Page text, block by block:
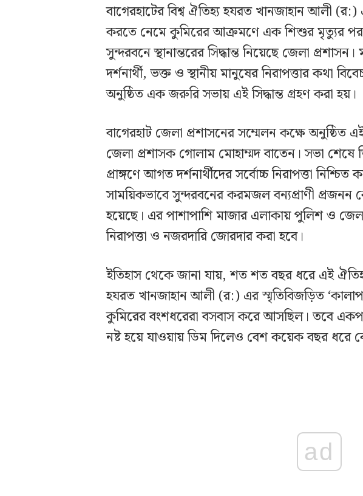
বাগেরহাটের বিশ্ব ঐতিহ্য হযরত খানজাহান আলী
করতে নেমে কুমিরের আক্রমণে এক শিশুর মৃত্যুর পর
সুন্দরবনে স্থানান্তরের সিদ্ধান্ত নিয়েছে জেলা
দর্শনার্থী, ভক্ত ও স্থানীয় মানুষের নিরাপত্তার কথা
অনুষ্ঠিত এক জরুরি সভায় এই সিদ্ধান্ত গ্রহণ করা হয়।
বাগেরহাট জেলা প্রশাসনের সম্মেলন কক্ষে অনুষ্ঠিত
জেলা প্রশাসক গোলাম মোহাম্মদ বাতেন। সভা শেষে
প্রাঙ্গণে আগত দর্শনার্থীদের সর্বোচ্চ নিরাপত্তা
সাময়িকভাবে সুন্দরবনের করমজল বন্যপ্রাণী প্রজনন
হয়েছে। এর পাশাপাশি মাজার এলাকায় পুলিশ ও
নিরাপত্তা ও নজরদারি জোরদার করা হবে।
ইতিহাস থেকে জানা যায়, শত শত বছর ধরে এই
হযরত খানজাহান আলী (র:) এর স্মৃতিবিজড়িত
কুমিরের বংশধরেরা বসবাস করে আসছিল। তবে
নষ্ট হয়ে যাওয়ায় ডিম দিলেও বেশ কয়েক বছর ধরে
ad